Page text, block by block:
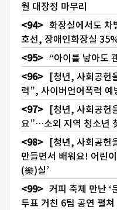
월 대장정 마무리
화장실에서도
호선, 장애인화장실
“아이를 낳아도
[청년, 사회공헌
력”, 사이버언어폭력 예
[청년, 사회공헌
요”…소외 지역 청소년
[청년, 사회공헌
만들면서 배워요! 어린
(樂)실’
커피 축제 만난
투표 거친 6팀 공연 펼쳐